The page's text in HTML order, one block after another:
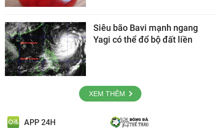
Siêu bão Bavi mạnh ngang
Yagi có thể đổ bộ đất liền
XEM THÊM
APP 24H